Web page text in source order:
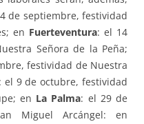
de septiembre, festividad
en Fuerteventura: el 14
Señora de la Peña;
festividad de Nuestra
: el 9 de octubre, festividad
en La Palma: el 29 de
Miguel Arcángel: en